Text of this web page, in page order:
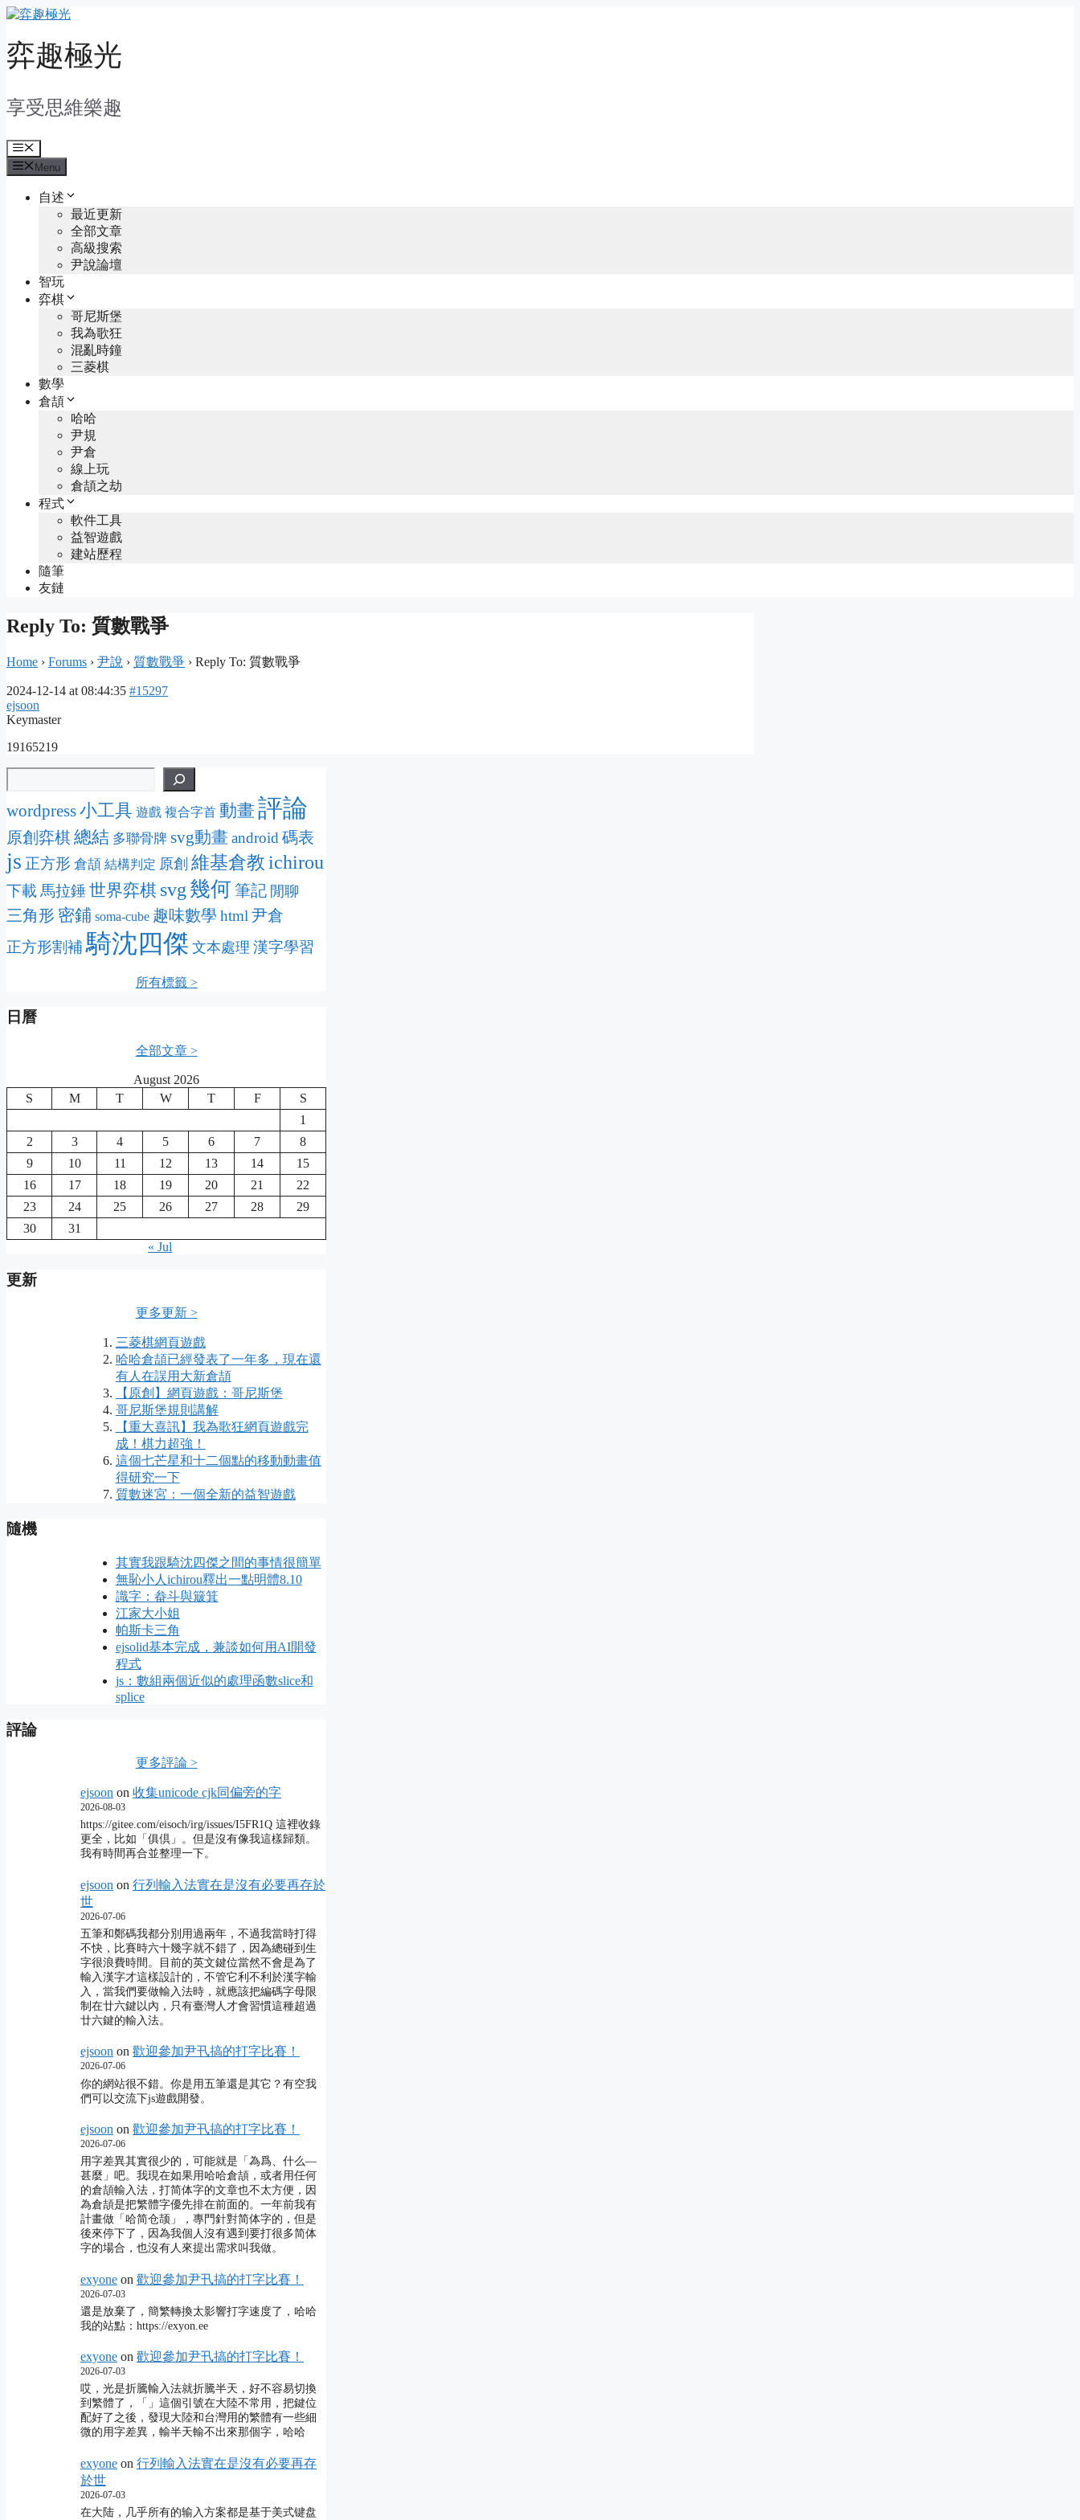
Skip
content
弈趣極光
享受思維樂趣
Menu
Menu
自述
最近更新
全部文章
高級搜索
尹說論壇
智玩
弈棋
哥尼斯堡
我為歌狂
混亂時鐘
三菱棋
數學
倉頡
哈哈
尹規
尹倉
線上玩
倉頡之劫
程式
軟件工具
益智遊戲
建站歷程
隨筆
友鏈
Reply To: 質數戰爭
Home › Forums › 尹說 › 質數戰爭 › Reply To: 質數戰爭
2024-12-14 at 08:44:35 #15297
ejsoon
Keymaster
19165219
wordpress小工具 遊戲 複合字首 動畫 評論
原創弈棋總結 多聯骨牌 svg動畫 android碼表
js 正方形 倉頡 結構判定 原創 維基倉教ichirou
下載 馬拉錘世界弈棋 svg幾何筆記 閒聊
三角形 密鋪 soma-cube 趣味數學 html尹倉
正方形割補 騎沈四傑 文本處理 漢字學習
所有標籤 >
日曆
全部文章 >
August 2026
S
M T W T F
S
1
2
3 4 5 6 7
8
9
10 11 12 13 14
15
16
17 18 19 20 21
22
23
24 25 26 27 28
29
30
31
« Jul
更新
更多更新 >
三菱棋網頁遊戲
哈哈倉頡已經發表了一年多，現在還
有人在誤用大新倉頡
【原創】網頁遊戲：哥尼斯堡
哥尼斯堡規則講解
【重大喜訊】我為歌狂網頁遊戲完
成！棋力超強！
這個七芒星和十二個點的移動動畫值
得研究一下
質數迷宮：一個全新的益智遊戲
隨機
其實我跟騎沈四傑之間的事情很簡單
無恥小人ichirou釋出一點明體8.10
識字：畚斗與簸箕
江家大小姐
帕斯卡三角
ejsolid基本完成，兼談如何用AI開發
程式
js：數組兩個近似的處理函數slice和
splice
評論
更多評論 >
ejsoon on 收集unicode cjk同偏旁的字
2026-08-03
https://gitee.com/eisoch/irg/issues/I5FR1Q 這裡收錄
更全，比如「俱倶」。但是沒有像我這樣歸類。
我有時間再合並整理一下。
ejsoon on 行列輸入法實在是沒有必要再存於
世
2026-07-06
五筆和鄭碼我都分別用過兩年，不過我當時打得
不快，比賽時六十幾字就不錯了，因為總碰到生
字很浪費時間。目前的英文鍵位當然不會是為了
輸入漢字才這樣設計的，不管它利不利於漢字輸
入，當我們要做輸入法時，就應該把編碼字母限
制在廿六鍵以內，只有臺灣人才會習慣這種超過
廿六鍵的輸入法。
ejsoon on 歡迎參加尹卂搞的打字比賽！
2026-07-06
你的網站很不錯。你是用五筆還是其它？有空我
們可以交流下js遊戲開發。
ejsoon on 歡迎參加尹卂搞的打字比賽！
2026-07-06
用字差異其實很少的，可能就是「為爲、什么―
甚麼」吧。我現在如果用哈哈倉頡，或者用任何
的倉頡輸入法，打简体字的文章也不太方便，因
為倉頡是把繁體字優先排在前面的。一年前我有
計畫做「哈简仓颉」，專門針對简体字的，但是
後來停下了，因為我個人沒有遇到要打很多简体
字的場合，也沒有人來提出需求叫我做。
exyone on 歡迎參加尹卂搞的打字比賽！
2026-07-03
還是放棄了，簡繁轉換太影響打字速度了，哈哈
我的站點：https://exyon.ee
exyone on 歡迎參加尹卂搞的打字比賽！
2026-07-03
哎，光是折騰輸入法就折騰半天，好不容易切換
到繁體了，「」這個引號在大陸不常用，把鍵位
配好了之後，發現大陸和台灣用的繁體有一些細
微的用字差異，輸半天輸不出來那個字，哈哈
exyone on 行列輸入法實在是沒有必要再存
於世
2026-07-03
在大陆，几乎所有的输入方案都是基于美式键盘